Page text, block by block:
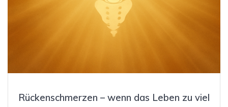
Rückenschmerzen – wenn das Leben zu viel